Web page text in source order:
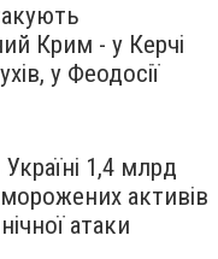
Крим - у Керчі
у Феодосії
1,4 млрд
активів
атаки